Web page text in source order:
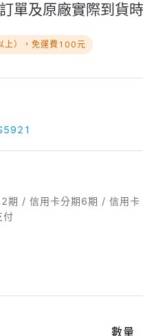
單及原廠實際到貨
上），免運費100元
期 / 信用卡分期6期 / 信用
付
數量